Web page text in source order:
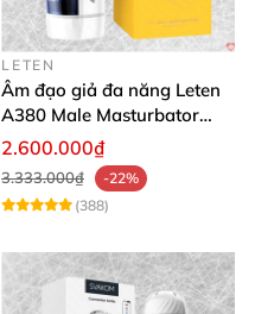
LETEN
Âm đạo giả đa năng Leten
A380 Male Masturbator
Version 4
2.600.000₫
3.333.000₫
-22%
(388)